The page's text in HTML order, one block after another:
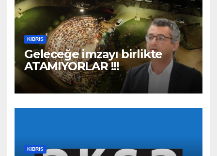
KIBRIS
Geleceğe imzayı birlikte
ATAMIYORLAR !!!
KIBRIS